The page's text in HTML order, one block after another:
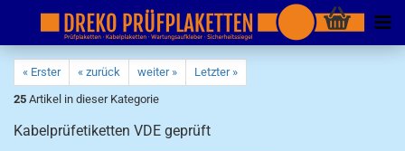
« Erster « zurück weiter »
Letzter »
25 Artikel in dieser Kategorie
Kabelprüfetiketten VDE geprüft